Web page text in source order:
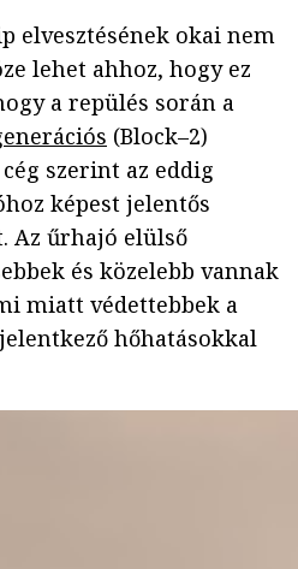
elvesztésének okai nem
lehet ahhoz, hogy ez
a repülés során a
(Block–2)
szerint az eddig
képest jelentős
Az űrhajó elülső
és közelebb vannak
miatt védettebbek a
hőhatásokkal